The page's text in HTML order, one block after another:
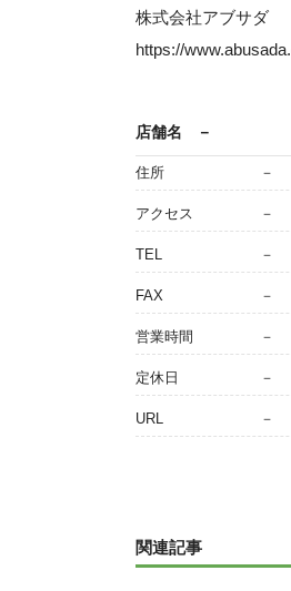
株式会社アブサダ
https://
店舗名 －
住所 －
アクセス －
TEL －
FAX －
営業時間 －
定休日 －
URL －
関連記事